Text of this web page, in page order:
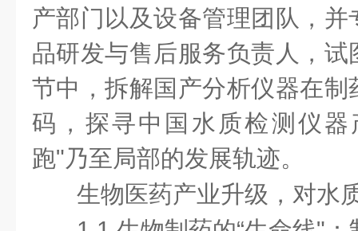
产部门以及设备管理团队，
品研发与售后服务负责人，
节中，拆解国产分析仪器在
码，探寻中国水质检测仪器
跑"乃至局部的发展轨迹。
生物医药产业升级，对水